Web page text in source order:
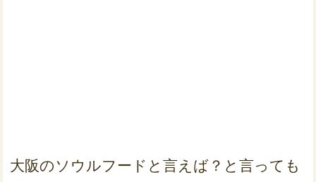
大阪のソウルフードと言えば？と言っても